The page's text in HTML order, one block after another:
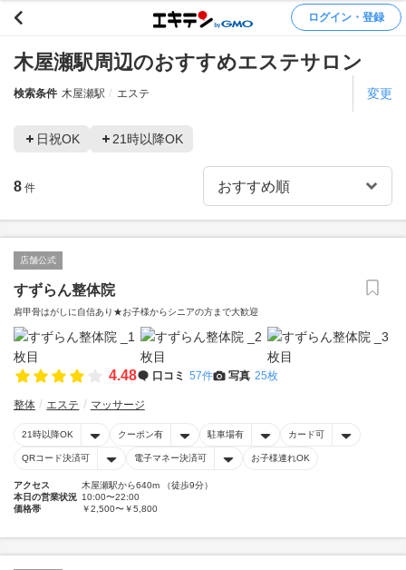
ログイン・登録
木屋瀬駅周辺のおすすめエステサロン
検索条件 木屋瀬駅 エステ 変更
日祝OK 21時以降OK
8 件
店舗公式
すずらん整体院
肩甲骨はがしに自信あり★お子様からシニアの方まで大歓迎
4.48 口コミ 57件 写真 25枚
整体 エステ マッサージ
21時以降OK クーポン有 駐車場有 カード可
QRコード決済可 電子マネー決済可 お子様連れOK
アクセス
木屋瀬駅から640m （徒歩9分）
本日の営業状況 10:00〜22:00
価格帯
￥2,500〜￥5,800